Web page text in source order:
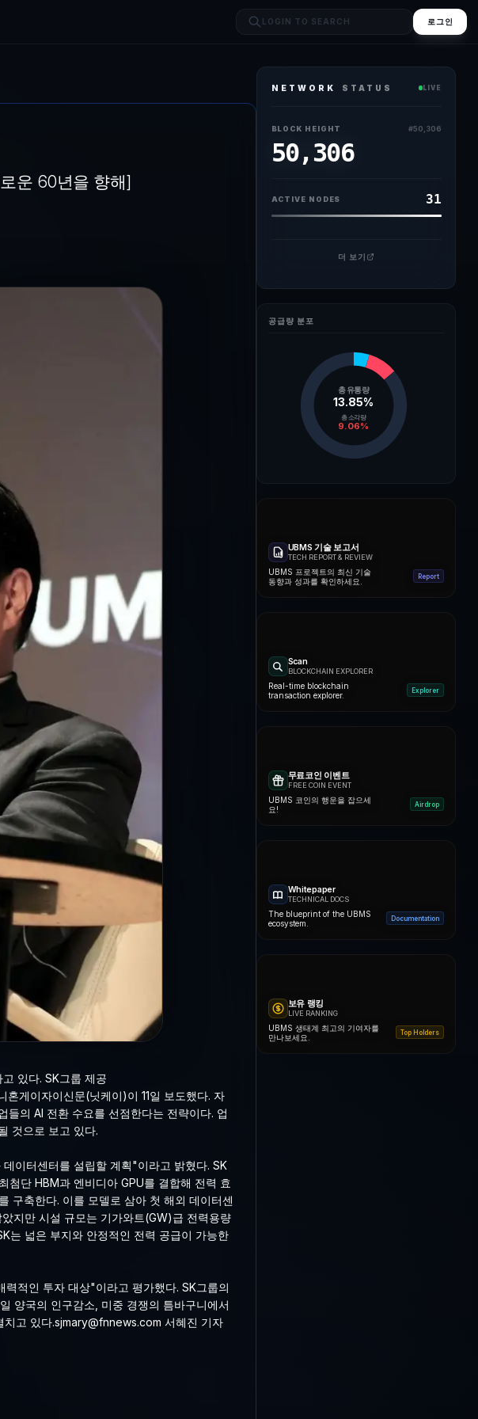
로그인
원 SK그룹 회장이 지난 9일 일본 도쿄 데이코쿠호텔에서 열린 닛케이포럼 '한일특별세션
운 60년을 향해]
있다. SK그룹 제공
게이자이신문(닛케이)이 11일 보도했다. 자
의 AI 전환 수요를 선점한다는 전략이다. 업
것으로 보고 있다.
이터센터를 설립할 계획"이라고 밝혔다. SK
첨단 HBM과 엔비디아 GPU를 결합해 전력 효
구축한다. 이를 모델로 삼아 첫 해외 데이터센
지만 시설 규모는 기가와트(GW)급 전력용량
는 넓은 부지와 안정적인 전력 공급이 가능한
적인 투자 대상"이라고 평가했다. SK그룹의
양국의 인구감소, 미중 경쟁의 틈바구니에서
치고 있다.sjmary@fnnews.com 서혜진 기자
NETWORK STATUS LIVE
BLOCK HEIGHT #50,306
50,306
ACTIVE NODES 31
더 보기
공급량 분포
총 유통량
13.85%
총 소각량
9.06%
UBMS 기술 보고서
TECH REPORT & REVIEW
UBMS 프로젝트의 최신 기술
동향과 성과를 확인하세요.
Report
Scan
BLOCKCHAIN EXPLORER
Real-time blockchain
transaction explorer.
Explorer
무료코인 이벤트
FREE COIN EVENT
UBMS 코인의 행운을 잡으세
요!
Airdrop
Whitepaper
TECHNICAL DOCS
The blueprint of the UBMS
ecosystem.
Documentation
보유 랭킹
LIVE RANKING
UBMS 생태계 최고의 기여자를
만나보세요.
Top Holders